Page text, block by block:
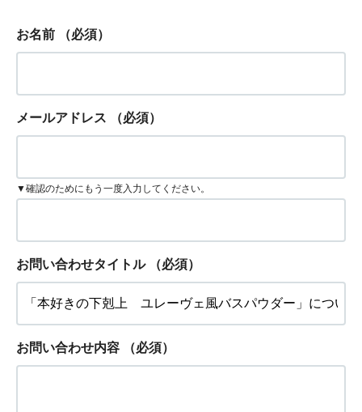
お名前 （必須）
メールアドレス （必須）
▼確認のためにもう一度入力してください。
お問い合わせタイトル （必須）
お問い合わせ内容 （必須）